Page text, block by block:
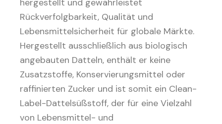
hergestellt und gewährleistet
Rückverfolgbarkeit, Qualität und
Lebensmittelsicherheit für globale Märkte.
Hergestellt ausschließlich aus biologisch
angebauten Datteln, enthält er keine
Zusatzstoffe, Konservierungsmittel oder
raffinierten Zucker und ist somit ein Clean-
Label-Dattelsüßstoff, der für eine Vielzahl
von Lebensmittel- und